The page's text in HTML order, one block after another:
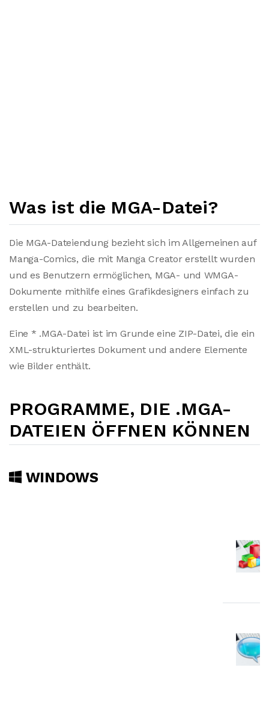
Was ist die MGA-Datei?
Die MGA-Dateiendung bezieht sich im Allgemeinen auf
Manga-Comics, die mit Manga Creator erstellt wurden
und es Benutzern ermöglichen, MGA- und WMGA-
Dokumente mithilfe eines Grafikdesigners einfach zu
erstellen und zu bearbeiten.
Eine * .MGA-Datei ist im Grunde eine ZIP-Datei, die ein
XML-strukturiertes Dokument und andere Elemente
wie Bilder enthält.
PROGRAMME, DIE .MGA-
DATEIEN ÖFFNEN KÖNNEN
WINDOWS